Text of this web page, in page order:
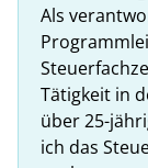
Als
Tätigkeit in
über 25-
ich das